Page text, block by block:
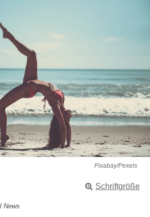
Pixabay/Pexels
Schriftgröße
News